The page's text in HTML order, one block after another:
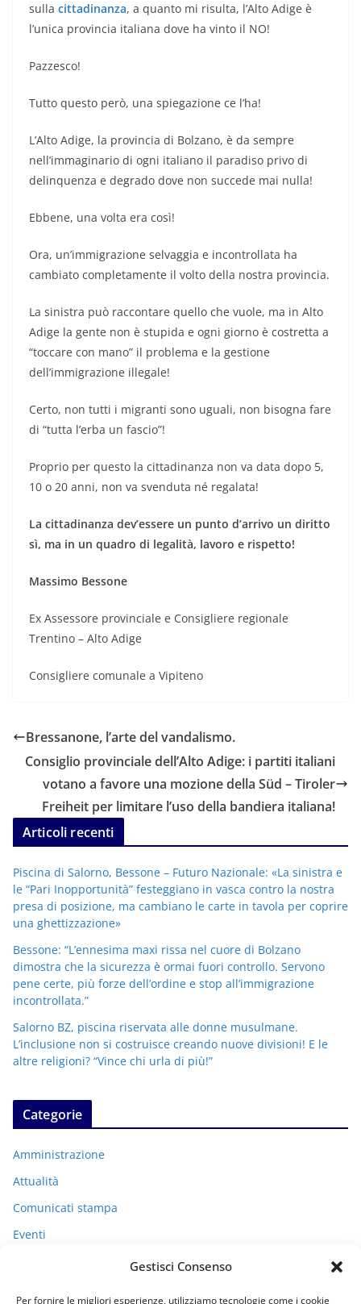
Gestisci Consenso
Per fornire le migliori esperienze, utilizziamo tecnologie come i cookie
sulla cittadinanza, a quanto mi risulta, l’Alto Adige è
l’unica provincia italiana dove ha vinto il NO!
Pazzesco!
Tutto questo però, una spiegazione ce l’ha!
L’Alto Adige, la provincia di Bolzano, è da sempre
nell’immaginario di ogni italiano il paradiso privo di
delinquenza e degrado dove non succede mai nulla!
Ebbene, una volta era così!
Ora, un’immigrazione selvaggia e incontrollata ha
cambiato completamente il volto della nostra provincia.
La sinistra può raccontare quello che vuole, ma in Alto
Adige la gente non è stupida e ogni giorno è costretta a
“toccare con mano” il problema e la gestione
dell’immigrazione illegale!
Certo, non tutti i migranti sono uguali, non bisogna fare
di “tutta l’erba un fascio”!
Proprio per questo la cittadinanza non va data dopo 5,
10 o 20 anni, non va svenduta né regalata!
La cittadinanza dev’essere un punto d’arrivo un diritto
sì, ma in un quadro di legalità, lavoro e rispetto!
Massimo Bessone
Ex Assessore provinciale e Consigliere regionale
Trentino – Alto Adige
Consigliere comunale a Vipiteno
Bressanone, l’arte del vandalismo.
Consiglio provinciale dell’Alto Adige: i partiti italiani
votano a favore una mozione della Süd – Tiroler
Freiheit per limitare l’uso della bandiera italiana!
Articoli recenti
Piscina di Salorno, Bessone – Futuro Nazionale: «La sinistra e
le “Pari Inopportunità” festeggiano in vasca contro la nostra
presa di posizione, ma cambiano le carte in tavola per coprire
una ghettizzazione»
Bessone: “L’ennesima maxi rissa nel cuore di Bolzano
dimostra che la sicurezza è ormai fuori controllo. Servono
pene certe, più forze dell’ordine e stop all’immigrazione
incontrollata.”
Salorno BZ, piscina riservata alle donne musulmane.
L’inclusione non si costruisce creando nuove divisioni! E le
altre religioni? “Vince chi urla di più!”
Categorie
Amministrazione
Attualità
Comunicati stampa
Eventi